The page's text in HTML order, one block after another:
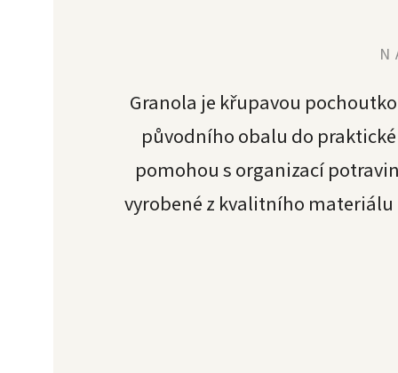
Granola je křupavou
původního obalu do
pomohou s organizací
vyrobené z kvalitního materiálu